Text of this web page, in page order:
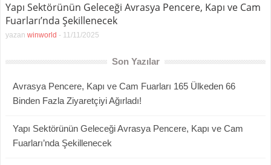
Yapı Sektörünün Geleceği Avrasya Pencere, Kapı ve Cam
Fuarları’nda Şekillenecek
yazan winworld - 11/11/2025
Son Yazılar
Avrasya Pencere, Kapı ve Cam Fuarları 165 Ülkeden 66
Binden Fazla Ziyaretçiyi Ağırladı!
Yapı Sektörünün Geleceği Avrasya Pencere, Kapı ve Cam
Fuarları’nda Şekillenecek